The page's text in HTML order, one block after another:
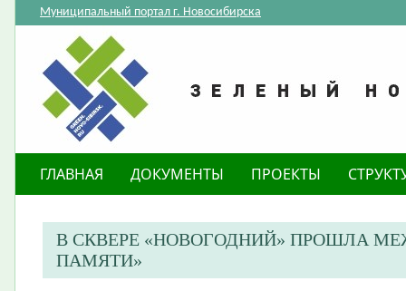
Муниципальный портал г. Новосибирска
ГЛАВНАЯ ДОКУМЕНТЫ ПРОЕКТЫ
В СКВЕРЕ «НОВОГОДНИЙ» ПРОШЛА
ПАМЯТИ»